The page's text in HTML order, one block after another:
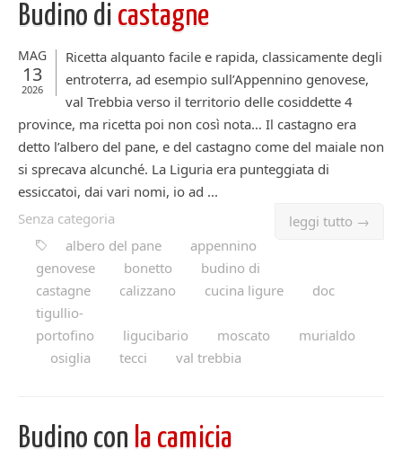
Budino di castagne
MAG
13
2026
Ricetta alquanto facile e rapida, classicamente degli
entroterra, ad esempio sull’Appennino genovese,
val Trebbia verso il territorio delle cosiddette 4
province, ma ricetta poi non così nota… Il castagno era
detto l’albero del pane, e del castagno come del maiale non
si sprecava alcunché. La Liguria era punteggiata di
essiccatoi, dai vari nomi, io ad ...
leggi tutto →
Senza categoria
albero del pane
appennino
genovese
bonetto
budino di
castagne
calizzano cucina ligure
doc
tigullio-
portofino
ligucibario moscato
murialdo
osiglia
tecci val trebbia
Budino con la camicia